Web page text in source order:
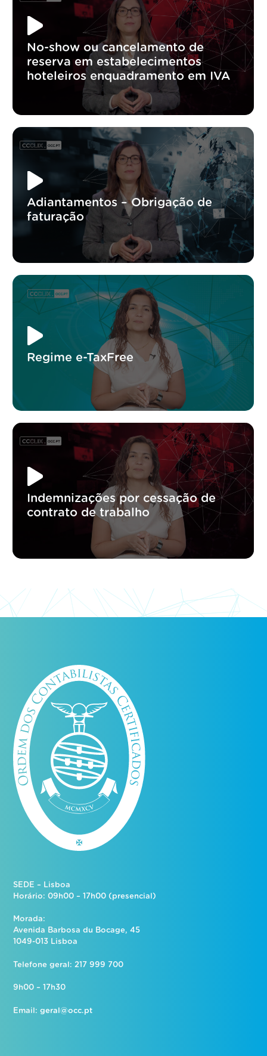
No-show ou cancelamento de
reserva em estabelecimentos
hoteleiros enquadramento em IVA
Adiantamentos – Obrigação de
faturação
Regime e-TaxFree
Indemnizações por cessação de
contrato de trabalho
SEDE – Lisboa
Horário: 09h00 – 17h00 (presencial)
Morada:
Avenida Barbosa du Bocage, 45
1049-013 Lisboa
Telefone geral: 217 999 700
9h00 – 17h30
Email:geral@occ.pt